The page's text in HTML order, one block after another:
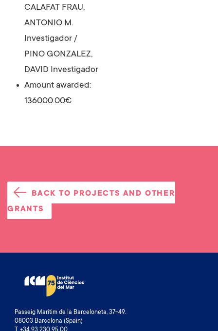
CALAFAT FRAU,
ANTONIO M.
Investigador /
PINO GONZALEZ,
DAVID Investigador
Amount awarded:
136000.00€
BACK TO PROJECTS AND OTHER
GRANTS
Passeig Marítim de la Barceloneta, 37-49.
08003 Barcelona (Spain)